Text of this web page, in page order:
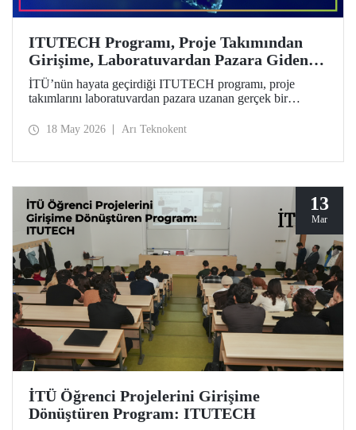
ITUTECH Programı, Proje Takımından
Girişime, Laboratuvardan Pazara Giden
Yolda Öğrencilerin Yanında
İTÜ’nün hayata geçirdiği ITUTECH programı, proje
takımlarını laboratuvardan pazara uzanan gerçek bir
18 May 2026 Arı Teknokent
13
Mar
İTÜ Öğrenci Projelerini Girişime
Dönüştüren Program: ITUTECH